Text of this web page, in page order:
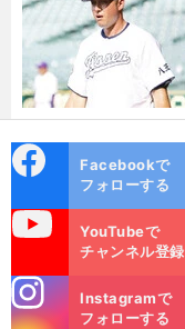
ok
Facebookで
フォローする
YouTubeで
チャンネル登録
m
Instagramで
フォローする